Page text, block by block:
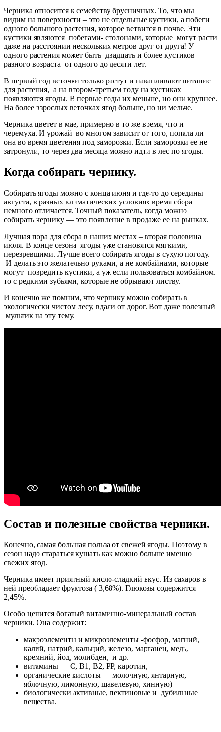
Черника относится к семейству брусничных. То, что мы
видим на поверхности – это не отдельные кустики, а побеги
одного большого растения, которое ветвится в почве. Эти
кустики являются побегами- столонами, которые могут расти
даже на расстоянии нескольких метров друг от друга! У
одного растения может быть двадцать и более кустиков
разного возраста от одного до десяти лет.
В первый год веточки только растут и накапливают питание
для растения, а на втором-третьем году на кустиках
появляются ягоды. В первые годы их меньше, но они крупнее.
На более взрослых веточках ягод больше, но ни мельче.
Черника цветет в мае, примерно в то же время, что и
черемуха. И урожай во многом зависит от того, попала ли
она во время цветения под заморозки. Если заморозки ее не
затронули, то через два месяца можно идти в лес по ягоды.
Когда собирать чернику.
Собирать ягоды можно с конца июня и где-то до середины
августа, в разных климатических условиях время сбора
немного отличается. Точный показатель, когда можно
собирать чернику — это появление в продаже ее на рынках.
Лучшая пора для сбора в наших местах – вторая половина
июля. В конце сезона ягоды уже становятся мягкими,
перезревшими. Лучше всего собирать ягоды в сухую погоду.
И делать это желательно руками, а не комбайнами, которые
могут повредить кустики, а уж если пользоваться комбайном.
то с редкими зубьями, которые не обрывают листву.
И конечно же помним, что чернику можно собирать в
экологически чистом лесу, вдали от дорог. Вот даже полезный
мультик на эту тему.
Состав и полезные свойства черники.
Конечно, самая большая польза от свежей ягоды. Поэтому в
сезон надо стараться кушать как можно больше именно
свежих ягод.
Черника имеет приятный кисло-сладкий вкус. Из сахаров в
ней преобладает фруктоза ( 3,68%). Глюкозы содержится
2,45%.
Особо ценится богатый витаминно-минеральный состав
черники. Она содержит:
макроэлементы и микроэлементы -фосфор, магний,
калий, натрий, кальций, железо, марганец, медь,
кремний, йод, молибден, и др.
витамины — С, В1, В2, РР, каротин,
органические кислоты — молочную, янтарную,
яблочную, лимонную, щавелевую, хинную)
биологически активные, пектиновые и дубильные
вещества.